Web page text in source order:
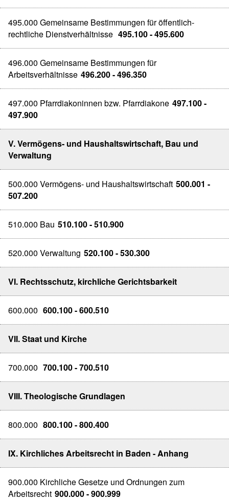
495.000 Gemeinsame Bestimmungen für öffentlich-
rechtliche Dienstverhältnisse 495.100 - 495.600
496.000 Gemeinsame Bestimmungen für
Arbeitsverhältnisse 496.200 - 496.350
497.000 Pfarrdiakoninnen bzw. Pfarrdiakone 497.100 -
497.900
V. Vermögens- und Haushaltswirtschaft, Bau und
Verwaltung
500.000 Vermögens- und Haushaltswirtschaft 500.001 -
507.200
510.000 Bau 510.100 - 510.900
520.000 Verwaltung 520.100 - 530.300
VI. Rechtsschutz, kirchliche Gerichtsbarkeit
600.000 600.100 - 600.510
VII. Staat und Kirche
700.000 700.100 - 700.510
VIII. Theologische Grundlagen
800.000 800.100 - 800.400
IX. Kirchliches Arbeitsrecht in Baden - Anhang
900.000 Kirchliche Gesetze und Ordnungen zum
Arbeitsrecht 900.000 - 900.999